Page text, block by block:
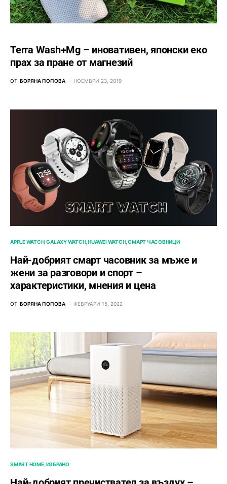
Terra Wash+Mg – иновативен, японски еко
прах за пране от магнезий
ОТ БОРЯНА ПОПОВА НОЕМВРИ 23, 2019
APPLE WATCH GALAXY WATCH HUAWEI WATCH СМАРТ ЧАСОВНИЦИ
Най-добрият смарт часовник за мъже и
жени за разговори и спорт –
характеристики, мнения и цена
ОТ БОРЯНА ПОПОВА ФЕВРУАРИ 15, 2022
SMART HOME ИЗБРАНО